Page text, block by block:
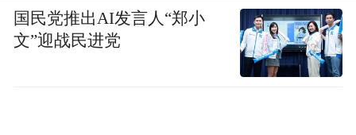
国民党推出AI发言人“郑小
文”迎战民进党